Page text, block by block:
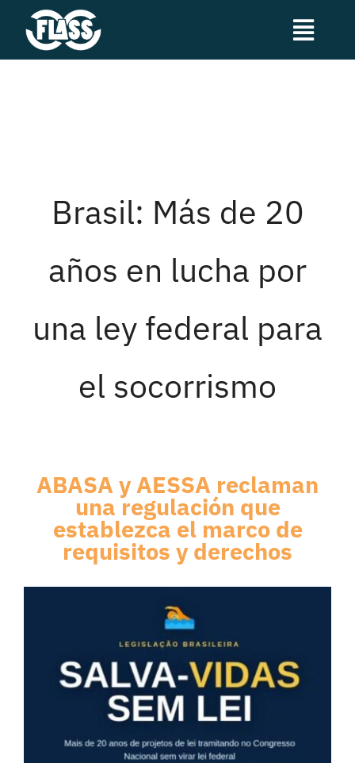
content
Transparencia
Calendario de actividades
Brasil: Más de 20
años en lucha por
una ley federal para
el socorrismo
ABASA y AESSA reclaman
una regulación que
establezca el marco de
requisitos y derechos